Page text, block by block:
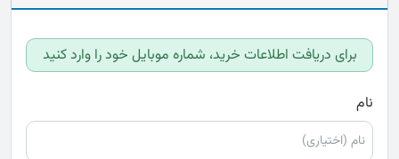
برای دریافت اطلاعات خرید، شماره موبایل خود را وارد کنید
نام